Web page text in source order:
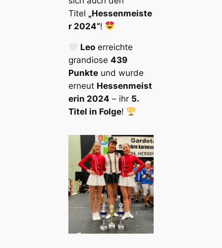
Titel „Hessenmeiste
r 2024“!
Leo erreichte
grandiose 439
Punkteund wurde
erneut Hessenmeist
erin 2024 – ihr 5.
Titel in Folge!